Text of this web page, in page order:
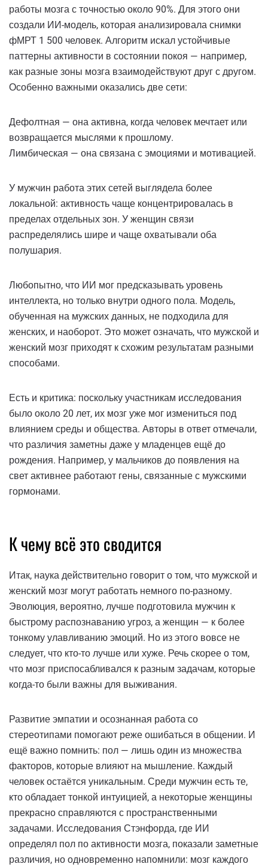
работы мозга с точностью около 90%. Для этого они
создали ИИ-модель, которая анализировала снимки
фМРТ 1 500 человек. Алгоритм искал устойчивые
паттерны активности в состоянии покоя — например,
как разные зоны мозга взаимодействуют друг с другом.
Особенно важными оказались две сети:
Дефолтная — она активна, когда человек мечтает или
возвращается мыслями к прошлому.
Лимбическая — она связана с эмоциями и мотивацией.
У мужчин работа этих сетей выглядела более
локальной: активность чаще концентрировалась в
пределах отдельных зон. У женщин связи
распределялись шире и чаще охватывали оба
полушария.
Любопытно, что ИИ мог предсказывать уровень
интеллекта, но только внутри одного пола. Модель,
обученная на мужских данных, не подходила для
женских, и наоборот. Это может означать, что мужской и
женский мозг приходят к схожим результатам разными
способами.
Есть и критика: поскольку участникам исследования
было около 20 лет, их мозг уже мог измениться под
влиянием среды и общества. Авторы в ответ отмечали,
что различия заметны даже у младенцев ещё до
рождения. Например, у мальчиков до появления на
свет активнее работают гены, связанные с мужскими
гормонами.
К чему всё это сводится
Итак, наука действительно говорит о том, что мужской и
женский мозг могут работать немного по-разному.
Эволюция, вероятно, лучше подготовила мужчин к
быстрому распознаванию угроз, а женщин — к более
тонкому улавливанию эмоций. Но из этого вовсе не
следует, что кто-то лучше или хуже. Речь скорее о том,
что мозг приспосабливался к разным задачам, которые
когда-то были важны для выживания.
Развитие эмпатии и осознанная работа со
стереотипами помогают реже ошибаться в общении. И
ещё важно помнить: пол — лишь один из множества
факторов, которые влияют на мышление. Каждый
человек остаётся уникальным. Среди мужчин есть те,
кто обладает тонкой интуицией, а некоторые женщины
прекрасно справляются с пространственными
задачами. Исследования Стэнфорда, где ИИ
определял пол по активности мозга, показали заметные
различия, но одновременно напомнили: мозг каждого